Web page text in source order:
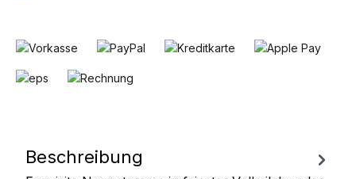
Beschreibung